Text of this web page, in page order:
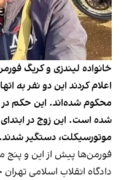
خانواده لیندزی و کریگ
موتورسیکلت، دستگیر شدند.
فورمن‌ها پیش از این و
دادگاه انقلاب اسلامی